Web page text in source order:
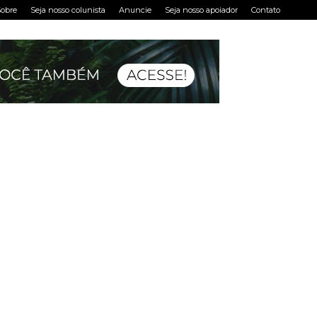
Seja nosso colunista Anuncie Seja nosso apoiador Contato